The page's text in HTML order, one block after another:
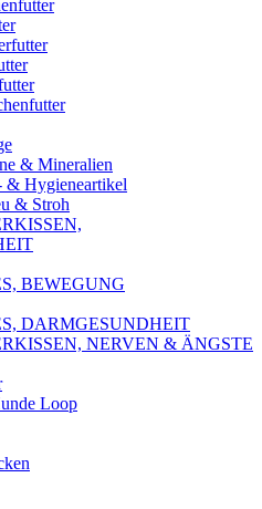
& Mineralien
& Hygieneartikel
& Stroh
BEWEGUNG
DARMGESUNDHEIT
NERVEN & ÄNGSTE
Loop